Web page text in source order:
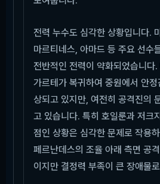
전력 누수도 심각한 상황입니다.
마르티네스, 아마드 등 주요 선수
전반적인 전력이 약화되었습니다
가르테가 복귀하여 중원에서 안정
상되고 있지만, 여전히 공격진의
고 있습니다. 특히 호일룬과 저크
점인 상황은 심각한 문제로 작용
페르난데스의 조율 아래 측면 공
이지만 결정력 부족이 큰 장애물